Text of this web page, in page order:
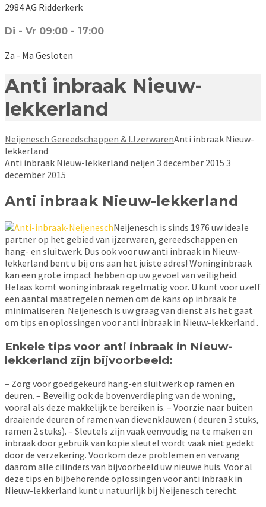
2984 AG Ridderkerk
Di - Vr 09:00 - 17:00
Za - Ma Gesloten
Anti inbraak Nieuw-
lekkerland
Neijenesch Gereedschappen & IJzerwarenAnti inbraak Nieuw-
lekkerland
Anti inbraak Nieuw-lekkerland neijen 3 december 2015 3
december 2015
Anti inbraak Nieuw-lekkerland
Neijenesch is sinds 1976 uw ideale
partner op het gebied van ijzerwaren, gereedschappen en
hang- en sluitwerk. Dus ook voor uw anti inbraak in Nieuw-
lekkerland bent u bij ons aan het juiste adres! Woninginbraak
kan een grote impact hebben op uw gevoel van veiligheid.
Helaas komt woninginbraak regelmatig voor. U kunt voor uzelf
een aantal maatregelen nemen om de kans op inbraak te
minimaliseren. Neijenesch is uw graag van dienst als het gaat
om tips en oplossingen voor anti inbraak in Nieuw-lekkerland .
Enkele tips voor anti inbraak in Nieuw-
lekkerland zijn bijvoorbeeld:
– Zorg voor goedgekeurd hang-en sluitwerk op ramen en
deuren. – Beveilig ook de bovenverdieping van de woning,
vooral als deze makkelijk te bereiken is. – Voorzie naar buiten
draaiende deuren of ramen van dievenklauwen ( deuren 3 stuks,
ramen 2 stuks). – Sleutels zijn vaak eenvoudig na te maken en
inbraak door gebruik van kopie sleutel wordt vaak niet gedekt
door de verzekering. Voorkom deze problemen en vervang
daarom alle cilinders van bijvoorbeeld uw nieuwe huis. Voor al
deze tips en bijbehorende oplossingen voor anti inbraak in
Nieuw-lekkerland kunt u natuurlijk bij Neijenesch terecht.